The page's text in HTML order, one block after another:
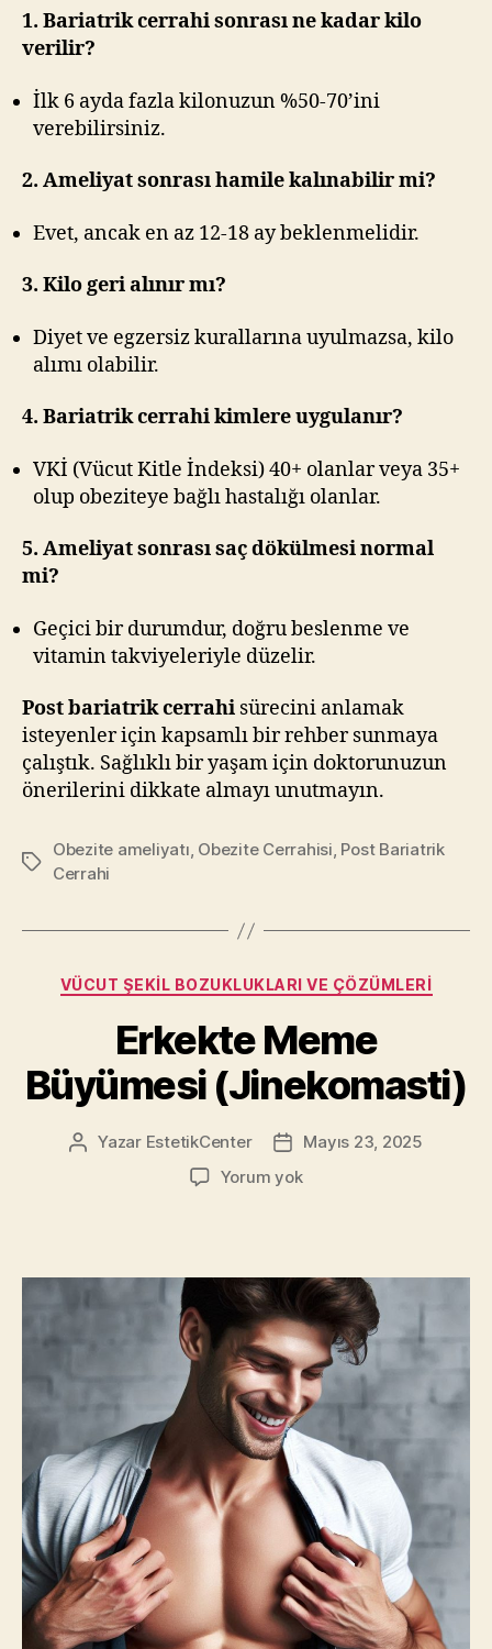
1. Bariatrik cerrahi sonrası ne kadar kilo
verilir?
İlk 6 ayda fazla kilonuzun %50-70’ini
verebilirsiniz.
2. Ameliyat sonrası hamile kalınabilir mi?
Evet, ancak en az 12-18 ay beklenmelidir.
3. Kilo geri alınır mı?
Diyet ve egzersiz kurallarına uyulmazsa, kilo
alımı olabilir.
4. Bariatrik cerrahi kimlere uygulanır?
VKİ (Vücut Kitle İndeksi) 40+ olanlar veya 35+
olup obeziteye bağlı hastalığı olanlar.
5. Ameliyat sonrası saç dökülmesi normal
mi?
Geçici bir durumdur, doğru beslenme ve
vitamin takviyeleriyle düzelir.
Post bariatrik cerrahi sürecini anlamak
isteyenler için kapsamlı bir rehber sunmaya
çalıştık. Sağlıklı bir yaşam için doktorunuzun
önerilerini dikkate almayı unutmayın.
Etiketler
Obezite ameliyatı, Obezite Cerrahisi, Post Bariatrik
Cerrahi
Kategoriler
VÜCUT ŞEKIL BOZUKLUKLARI VE ÇÖZÜMLERI
Erkekte Meme
Büyümesi (Jinekomasti)
Yazının
Yazar EstetikCenter
Yazı
tarihi
Mayıs 23, 2025
Yorum yokErkekte